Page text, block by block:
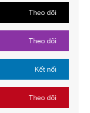
Theo dõi
Theo dõi
Kết nối
Theo dõi